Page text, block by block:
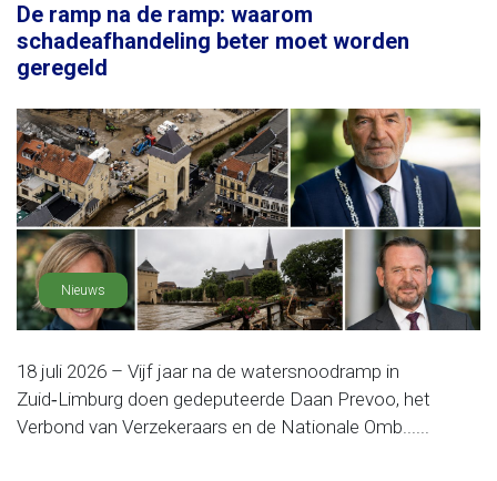
De ramp na de ramp: waarom
schadeafhandeling beter moet worden
geregeld
Nieuws
18 juli 2026 – Vijf jaar na de watersnoodramp in
Zuid‑Limburg doen gedeputeerde Daan Prevoo, het
Verbond van Verzekeraars en de Nationale Omb......